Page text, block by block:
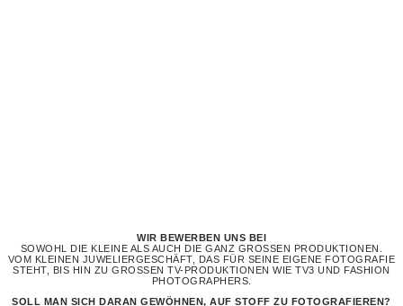
WIR BEWERBEN UNS BEI
SOWOHL DIE KLEINE ALS AUCH DIE GANZ GROSSEN PRODUKTIONEN. V
OM KLEINEN JUWELIERGESCHÄFT, DAS FÜR SEINE EIGENE FOTOGRAFIE S
TEHT, BIS HIN ZU GROSSEN TV-PRODUKTIONEN WIE TV3 UND FASHION PH
OTOGRAPHERS.
SOLL MAN SICH DARAN GEWÖHNEN, AUF STOFF ZU FOTOGRAFIEREN?